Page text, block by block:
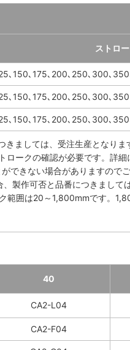
ストロ
､150､175､200､250､300､
､150､175､200､250､300､
､150､175､200､250､300､
きましては、受注生産となりま
ロークの確認が必要です。詳
できない場合がありますので
製作可否と品番につきまし
範囲は20～1,800mmです。
40
CA2-L04
CA2-F04